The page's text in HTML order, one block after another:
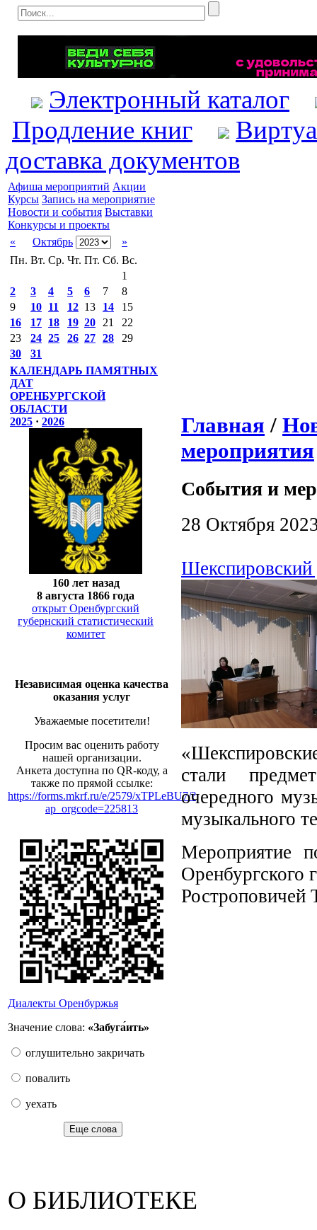
Электронный каталог
Продление книг
доставка документов
Афиша мероприятий Акции
Курсы Запись на мероприятие
Новости и события Выставки
Конкурсы и проекты
«
Октябрь
»
Пн. Вт. Ср. Чт. Пт. Сб. Вс.
1
2
3 4 5 6 7
8
9
10 11 12 13 14
15
16
17 18 19 20 21
22
23
24 25 26 27 28
29
30
31
КАЛЕНДАРЬ ПАМЯТНЫХ
ДАТ
ОРЕНБУРГСКОЙ
ОБЛАСТИ
2025 · 2026
160 лет назад
8 августа 1866 года
открыт Оренбургский
губернский статистический
комитет
Независимая оценка качества
оказания услуг
Уважаемые посетители!
Просим вас оценить работу
нашей организации.
Анкета доступна по QR-коду, а
также по прямой ссылке:
https://forms.mkrf.ru/e/2579/xTPLeBU7/?
ap_orgcode=225813
Диалекты Оренбуржья
Значение слова: «Забуга́ить»
оглушительно закричать
повалить
уехать
Еще слова
Главная /
мероприятия
События и
28 Октября
Шекспировский
стали
очередного
музыкального
Мероприятие
Оренбургского
Ростроповичей
О БИБЛИОТЕКЕ